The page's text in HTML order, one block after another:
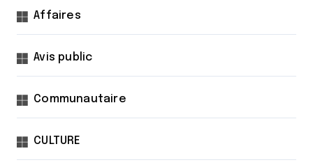
Affaires
Avis public
Communautaire
CULTURE